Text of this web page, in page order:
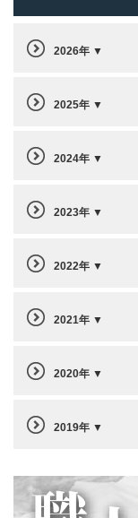
2026年
2025年
2024年
2023年
2022年
2021年
2020年
2019年